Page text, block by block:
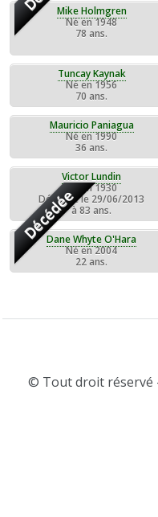
Mike Holmgren
Né en 1948
78 ans.
Tuncay Kaynak
Né en 1956
70 ans.
Mauricio Paniagua
Né en 1990
36 ans.
Victor Lundin
DécédéeNé en 1930
Décédée le 29/06/2013
à 83 ans.
Dane Whyte O'Hara
Né en 2004
22 ans.
© Tout droit réservé